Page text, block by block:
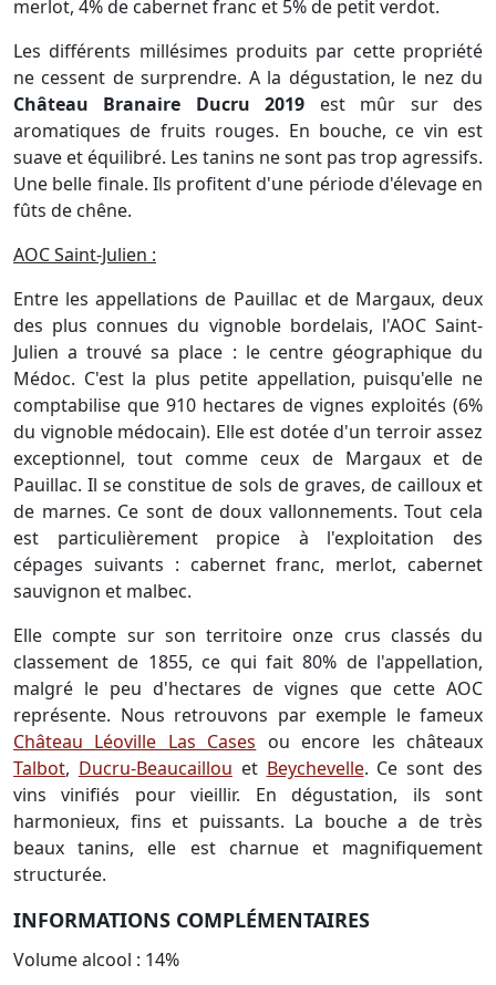
merlot, 4% de cabernet franc et 5% de petit verdot.
Les différents millésimes produits par cette propriété
ne cessent de surprendre. A la dégustation, le nez du
Château Branaire Ducru 2019 est mûr sur des
aromatiques de fruits rouges. En bouche, ce vin est
suave et équilibré. Les tanins ne sont pas trop agressifs.
Une belle finale. Ils profitent d'une période d'élevage en
fûts de chêne.
AOC Saint-Julien :
Entre les appellations de Pauillac et de Margaux, deux
des plus connues du vignoble bordelais, l'AOC Saint-
Julien a trouvé sa place : le centre géographique du
Médoc. C'est la plus petite appellation, puisqu'elle ne
comptabilise que 910 hectares de vignes exploités (6%
du vignoble médocain). Elle est dotée d'un terroir assez
exceptionnel, tout comme ceux de Margaux et de
Pauillac. Il se constitue de sols de graves, de cailloux et
de marnes. Ce sont de doux vallonnements. Tout cela
est particulièrement propice à l'exploitation des
cépages suivants : cabernet franc, merlot, cabernet
sauvignon et malbec.
Elle compte sur son territoire onze crus classés du
classement de 1855, ce qui fait 80% de l'appellation,
malgré le peu d'hectares de vignes que cette AOC
représente. Nous retrouvons par exemple le fameux
Château Léoville Las Cases ou encore les châteaux
Talbot, Ducru-Beaucaillou et Beychevelle. Ce sont des
vins vinifiés pour vieillir. En dégustation, ils sont
harmonieux, fins et puissants. La bouche a de très
beaux tanins, elle est charnue et magnifiquement
structurée.
INFORMATIONS COMPLÉMENTAIRES
Volume alcool : 14%